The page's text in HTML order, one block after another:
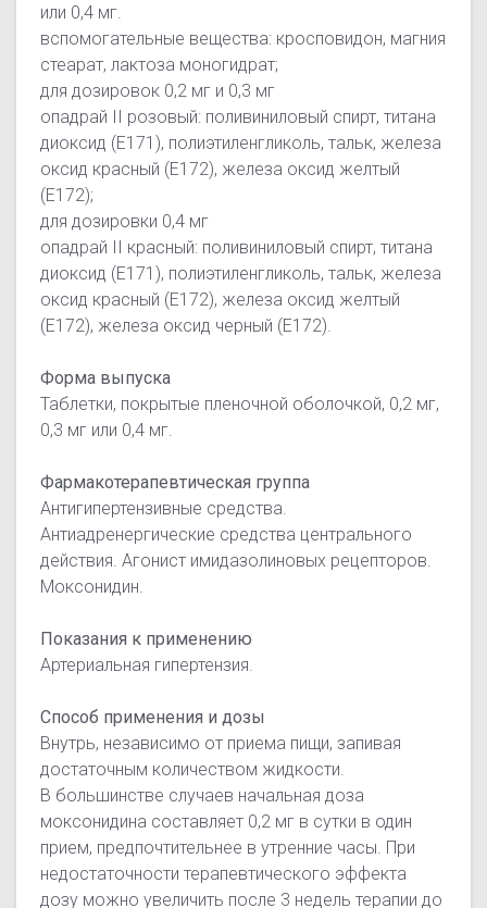
или 0,4 мг.
вспомогательные вещества: кросповидон, магния
стеарат, лактоза моногидрат;
для дозировок 0,2 мг и 0,3 мг
опадрай II розовый: поливиниловый спирт, титана
диоксид (Е171), полиэтиленгликоль, тальк, железа
оксид красный (Е172), железа оксид желтый
(Е172);
для дозировки 0,4 мг
опадрай II красный: поливиниловый спирт, титана
диоксид (Е171), полиэтиленгликоль, тальк, железа
оксид красный (Е172), железа оксид желтый
(Е172), железа оксид черный (Е172).
Форма выпуска
Таблетки, покрытые пленочной оболочкой, 0,2 мг,
0,3 мг или 0,4 мг.
Фармакотерапевтическая группа
Антигипертензивные средства.
Антиадренергические средства центрального
действия. Агонист имидазолиновых рецепторов.
Моксонидин.
Показания к применению
Артериальная гипертензия.
Способ применения и дозы
Внутрь, независимо от приема пищи, запивая
достаточным количеством жидкости.
В большинстве случаев начальная доза
моксонидина составляет 0,2 мг в сутки в один
прием, предпочтительнее в утренние часы. При
недостаточности терапевтического эффекта
дозу можно увеличить после 3 недель терапии до